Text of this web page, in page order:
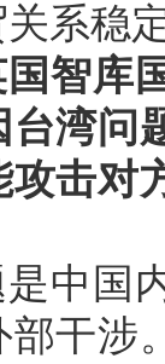
系稳
智库
湾问
击对
中国
干涉